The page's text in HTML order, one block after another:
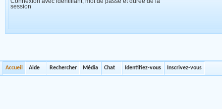
session
Accueil Aide Rechercher Média Chat Identifiez-vous Inscrivez-vous